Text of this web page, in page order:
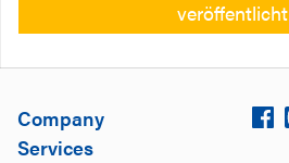
veröffentlicht
Company
Services